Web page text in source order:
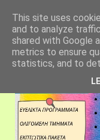
This site uses
and to analyze
shared with Google
metrics to ensure
statistics, and to